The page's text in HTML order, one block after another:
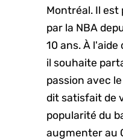
Montréal. Il est
par la NBA
10 ans. À l'aide
il souhaite
passion avec
dit satisfait de
popularité du
augmenter au